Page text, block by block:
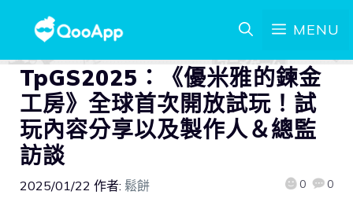
MENU
TpGS2025：《優米雅的鍊金
工房》全球首次開放試玩！試
玩內容分享以及製作人＆總監
訪談
2025/01/22 作者: 鬆餅 0 0